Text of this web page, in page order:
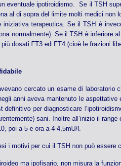
eventuale ipotiroidismo. Se il TSH
al di sopra del limite molti medici non
iniziativa terapeutica. Se il TSH è
normalmente). Se il TSH è inferiore
dosati FT3 ed FT4 (cioè le frazioni
cercato un esame di
anni aveva mantenuto le
per diagnosticare
sani. Inoltre all’inizio il
poi a 5 e ora a 4-4,5mU/l.
i motivi per cui il TSH non può
ma ipofisario, non misura la